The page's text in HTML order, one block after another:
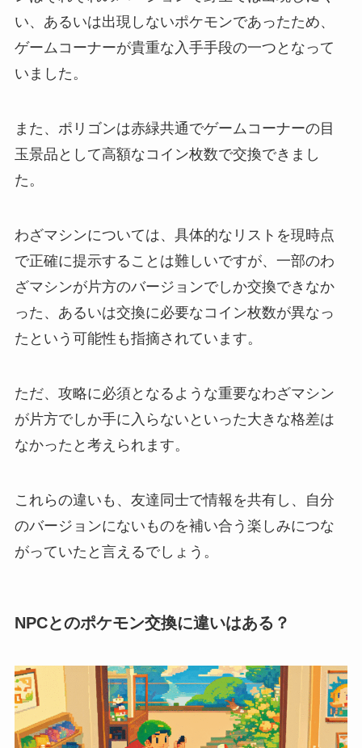
い、あるいは出現しないポケモンであったため、
ゲームコーナーが貴重な入手手段の一つとなって
いました。
また、ポリゴンは赤緑共通でゲームコーナーの目
玉景品として高額なコイン枚数で交換できまし
た。
わざマシンについては、具体的なリストを現時点
で正確に提示することは難しいですが、一部のわ
ざマシンが片方のバージョンでしか交換できなか
った、あるいは交換に必要なコイン枚数が異なっ
たという可能性も指摘されています。
ただ、攻略に必須となるような重要なわざマシン
が片方でしか手に入らないといった大きな格差は
なかったと考えられます。
これらの違いも、友達同士で情報を共有し、自分
のバージョンにないものを補い合う楽しみにつな
がっていたと言えるでしょう。
NPCとのポケモン交換に違いはある？